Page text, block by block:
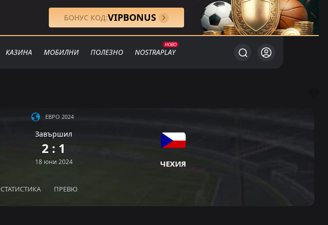
БОНУС КОД:VIPBONUS
КАЗИНА МОБИЛНИ ПОЛЕЗНО NOSTRAPLAY
ЕВРО 2024
Завършил
2 : 1
18 юни 2024 ЧЕХИЯ
СТАТИСТИКА ПРЕВЮ